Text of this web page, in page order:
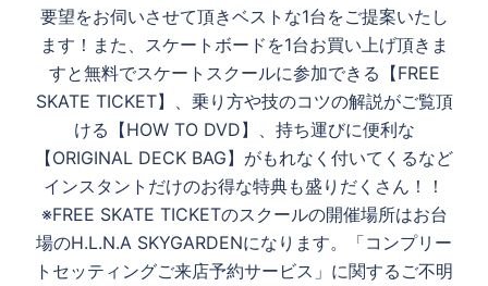
要望をお伺いさせて頂きベストな1台をご提案いたし
ます！また、スケートボードを1台お買い上げ頂きま
すと無料でスケートスクールに参加できる【FREE
SKATE TICKET】、乗り方や技のコツの解説がご覧頂
ける【HOW TO DVD】、持ち運びに便利な
【ORIGINAL DECK BAG】がもれなく付いてくるなど
インスタントだけのお得な特典も盛りだくさん！！
※FREE SKATE TICKETのスクールの開催場所はお台
場のH.L.N.A SKYGARDENになります。「コンプリー
トセッティングご来店予約サービス」に関するご不明